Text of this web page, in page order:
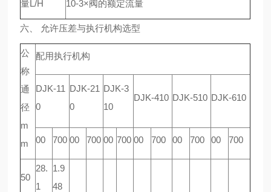
量L/H
10-3×阀的额定流量
六、 允许压差与执行机构选型
公
称
通
径
m
m
配用执行机构
DJK-11
0
DJK-21
0
DJK-3
10
DJK-410 DJK-510 DJK-610
00 700 00 700 00 700 00 700 00 700 00 700
50
28.
1
1.9
48